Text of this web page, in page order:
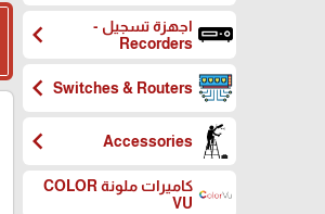
اجهزة تسجيل -
Recorders
chevron_left
Switches & Routers
chevron_left
Accessories
chevron_left
كاميرات ملونة COLOR
VU